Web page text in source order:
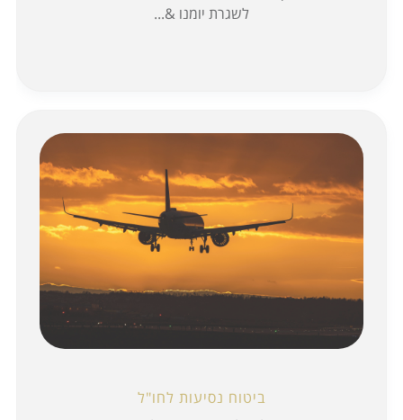
לשגרת יומנו &...
ביטוח נסיעות לחו"ל